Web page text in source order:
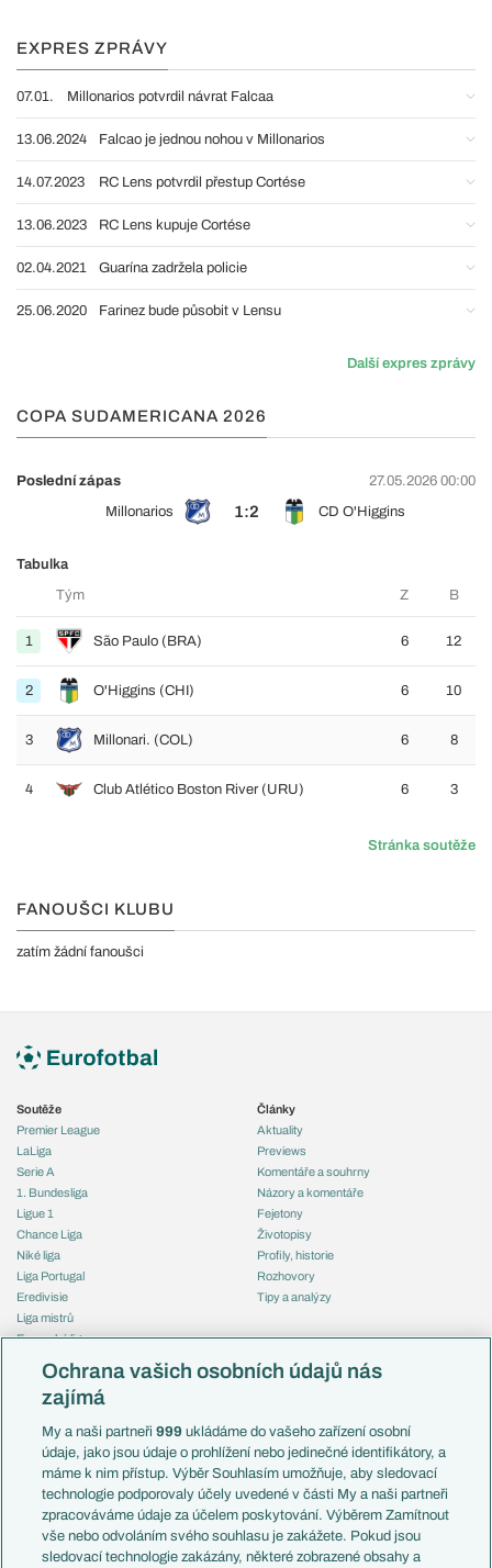
EXPRES ZPRÁVY
07.01. Millonarios potvrdil návrat Falcaa
13.06.2024 Falcao je jednou nohou v Millonarios
14.07.2023 RC Lens potvrdil přestup Cortése
13.06.2023 RC Lens kupuje Cortése
02.04.2021 Guarína zadržela policie
25.06.2020 Farinez bude působit v Lensu
Další expres zprávy
COPA SUDAMERICANA 2026
Poslední zápas
27.05.2026 00:00
Millonarios
1:2 CD O'Higgins
Tabulka
Tým
Z B
1 São Paulo (BRA) 6 12
2 O'Higgins (CHI) 6 10
3 Millonari. (COL) 6 8
4 Club Atlético Boston River (URU) 6 3
Stránka soutěže
FANOUŠCI KLUBU
zatím žádní fanoušci
Soutěže
Premier League
LaLiga
Serie A
1. Bundesliga
Ligue 1
Chance Liga
Niké liga
Liga Portugal
Eredivisie
Liga mistrů
Evropská liga
Mistrovství světa
Liga národů
Témata
Představení týmů MS
EuroSkauting
PL v kostce
Evropské koeficienty
Přestupy
Články
Aktuality
Previews
Komentáře a souhrny
Názory a komentáře
Fejetony
Životopisy
Profily, historie
Rozhovory
Tipy a analýzy
Česko
Francie
Itálie
Německo
Španělsko
Argentina
Brazílie
Ochrana vašich osobních údajů nás
zajímá
My a naši partneři999 ukládáme do vašeho zařízení osobní
údaje, jako jsou údaje o prohlížení nebo jedinečné identifikátory, a
máme k nim přístup. Výběr Souhlasím umožňuje, aby sledovací
technologie podporovaly účely uvedené v části My a naši partneři
zpracováváme údaje za účelem poskytování. Výběrem Zamítnout
vše nebo odvoláním svého souhlasu je zakážete. Pokud jsou
sledovací technologie zakázány, některé zobrazené obsahy a